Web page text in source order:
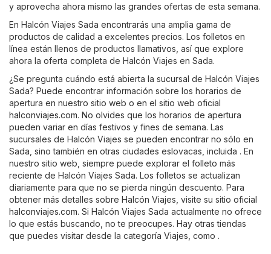
y aprovecha ahora mismo las grandes ofertas de esta semana.
En Halcón Viajes Sada encontrarás una amplia gama de
productos de calidad a excelentes precios. Los folletos en
línea están llenos de productos llamativos, así que explore
ahora la oferta completa de Halcón Viajes en Sada.
¿Se pregunta cuándo está abierta la sucursal de Halcón Viajes
Sada? Puede encontrar información sobre los horarios de
apertura en nuestro sitio web o en el sitio web oficial
halconviajes.com. No olvides que los horarios de apertura
pueden variar en días festivos y fines de semana. Las
sucursales de Halcón Viajes se pueden encontrar no sólo en
Sada, sino también en otras ciudades eslovacas, incluida . En
nuestro sitio web, siempre puede explorar el folleto más
reciente de Halcón Viajes Sada. Los folletos se actualizan
diariamente para que no se pierda ningún descuento. Para
obtener más detalles sobre Halcón Viajes, visite su sitio oficial
halconviajes.com. Si Halcón Viajes Sada actualmente no ofrece
lo que estás buscando, no te preocupes. Hay otras tiendas
que puedes visitar desde la categoría Viajes , como .